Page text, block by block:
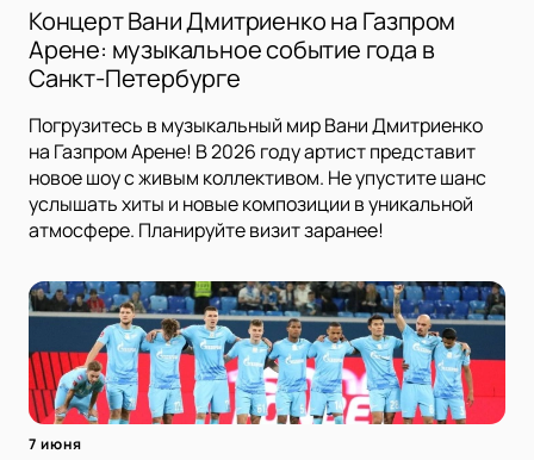
Концерт Вани Дмитриенко на Газпром
Арене: музыкальное событие года в
Санкт-Петербурге
Погрузитесь в музыкальный мир Вани Дмитриенко
на Газпром Арене! В 2026 году артист представит
новое шоу с живым коллективом. Не упустите шанс
услышать хиты и новые композиции в уникальной
атмосфере. Планируйте визит заранее!
7 июня